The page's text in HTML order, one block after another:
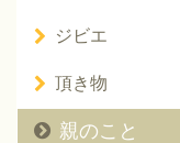
ジビエ
頂き物
親のこと